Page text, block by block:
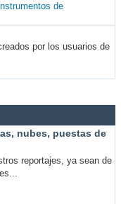
Instrumentos de
por los usuarios de
nubes, puestas de
reportajes, ya sean de